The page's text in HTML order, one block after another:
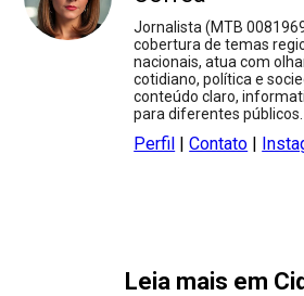
Jornalista (MTB
cobertura de temas
nacionais, atua com
cotidiano, política e
conteúdo claro,
para diferentes públicos.
Perfil |Contato |
Leia mais em